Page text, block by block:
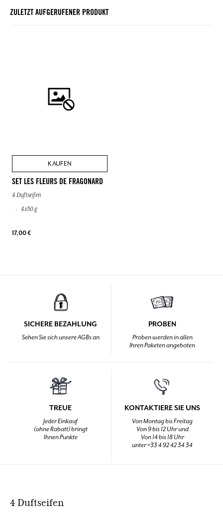
ZULETZT AUFGERUFENER PRODUKT
KAUFEN
SET LES FLEURS DE FRAGONARD
4 Duftseifen
4x50 g
17,00 €
SICHERE BEZAHLUNG
Sehen Sie sich unsere AGBs an
PROBEN
Proben werden in allen
Ihren Paketen angeboten
TREUE
Jeder Einkauf
(ohne Rabatt) bringt
Ihnen Punkte
KONTAKTIERE SIE UNS
Von Montag bis Freitag
Von 9 bis 12 Uhr und
Von 14 bis 18 Uhr
unter +33 4 92 42 34 34
4 Duftseifen